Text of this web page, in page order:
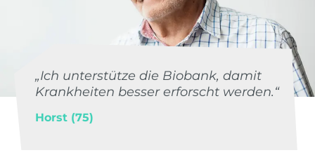
„Ich unterstütze die Biobank, damit
Krankheiten besser erforscht werden.“
Horst (75)